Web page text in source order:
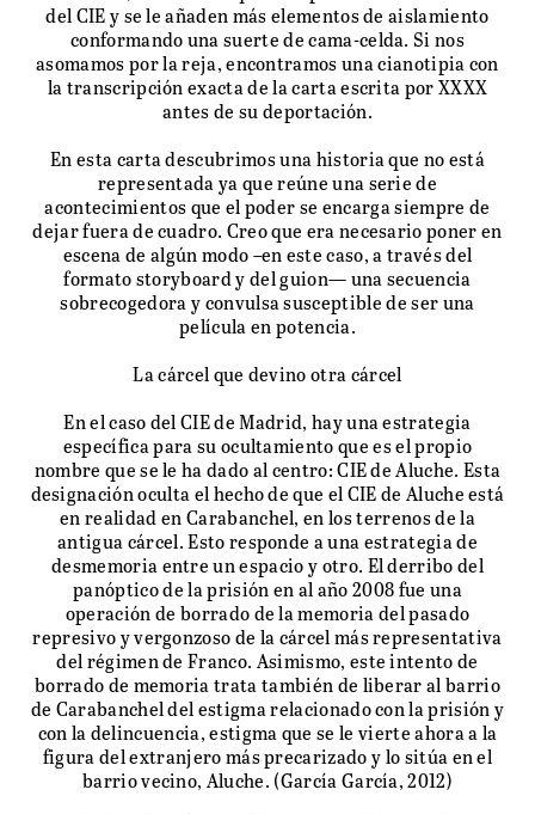
ABOUT
del CIE y se le añaden más elementos de aislamiento
conformando una suerte de cama-celda. Si nos
asomamos por la reja, encontramos una cianotipia con
la transcripción exacta de la carta escrita por XXXX
antes de su deportación.
En esta carta descubrimos una historia que no está
representada ya que reúne una serie de
acontecimientos que el poder se encarga siempre de
dejar fuera de cuadro. Creo que era necesario poner en
escena de algún modo –en este caso, a través del
formato storyboard y del guion— una secuencia
sobrecogedora y convulsa susceptible de ser una
película en potencia.
La cárcel que devino otra cárcel
En el caso del CIE de Madrid, hay una estrategia
específica para su ocultamiento que es el propio
nombre que se le ha dado al centro: CIE de Aluche. Esta
designación oculta el hecho de que el CIE de Aluche está
en realidad en Carabanchel, en los terrenos de la
antigua cárcel. Esto responde a una estrategia de
desmemoria entre un espacio y otro. El derribo del
panóptico de la prisión en al año 2008 fue una
operación de borrado de la memoria del pasado
represivo y vergonzoso de la cárcel más representativa
del régimen de Franco. Asimismo, este intento de
borrado de memoria trata también de liberar al barrio
de Carabanchel del estigma relacionado con la prisión y
con la delincuencia, estigma que se le vierte ahora a la
figura del extranjero más precarizado y lo sitúa en el
barrio vecino, Aluche. (García García, 2012)